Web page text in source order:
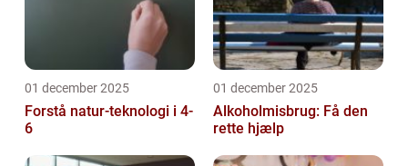
01 december 2025
Forstå natur-teknologi i 4-
6
01 december 2025
Alkoholmisbrug: Få den
rette hjælp